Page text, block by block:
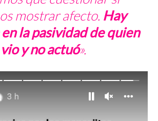
mostrar afecto. Hay
la pasividad de quien
vio y no actuó».